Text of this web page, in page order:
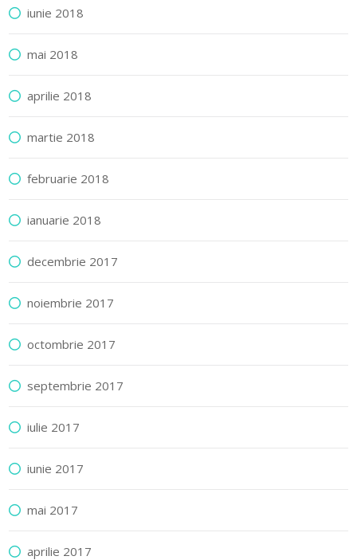
iunie 2018
mai 2018
aprilie 2018
martie 2018
februarie 2018
ianuarie 2018
decembrie 2017
noiembrie 2017
octombrie 2017
septembrie 2017
iulie 2017
iunie 2017
mai 2017
aprilie 2017